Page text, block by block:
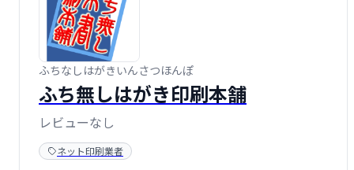
ふちなしはがきいんさつほんぽ
ふち無しはがき印刷本舗
レビューなし
ネット印刷業者